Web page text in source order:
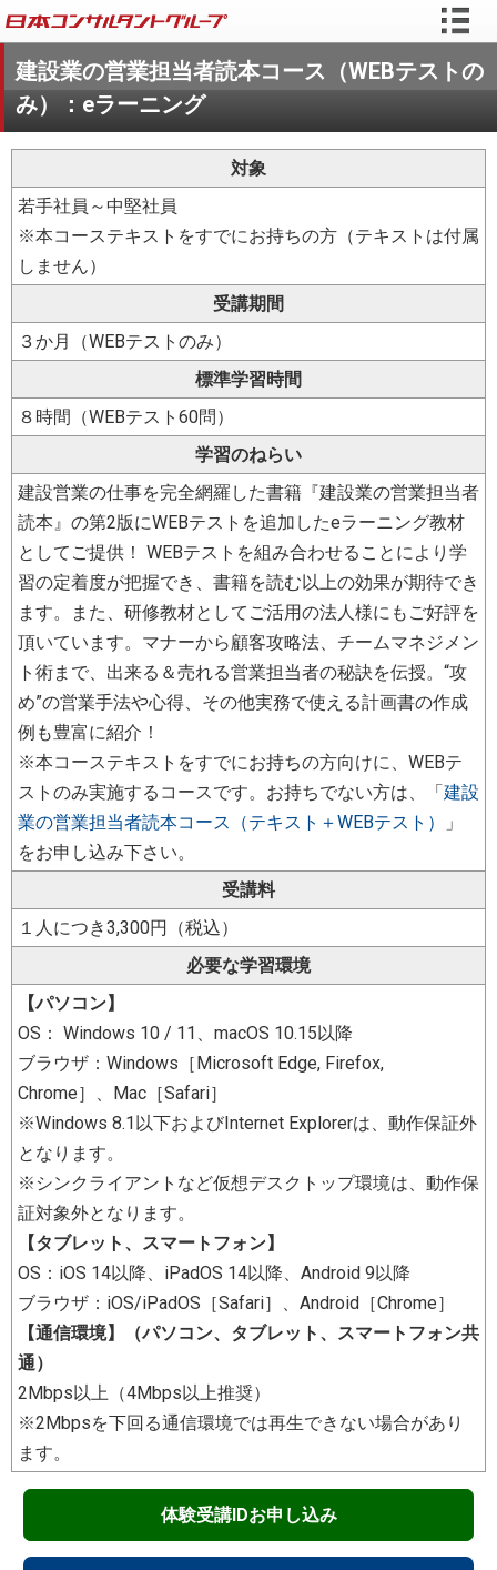
建設業の営業担当者読本コース（WEBテストの
み）：eラーニング
対象
若手社員～中堅社員
※本コーステキストをすでにお持ちの方（テキストは付属
しません）
受講期間
３か月（WEBテストのみ）
標準学習時間
８時間（WEBテスト60問）
学習のねらい
建設営業の仕事を完全網羅した書籍『建設業の営業担当者
読本』の第2版にWEBテストを追加したeラーニング教材
としてご提供！ WEBテストを組み合わせることにより学
習の定着度が把握でき、書籍を読む以上の効果が期待でき
ます。また、研修教材としてご活用の法人様にもご好評を
頂いています。マナーから顧客攻略法、チームマネジメン
ト術まで、出来る＆売れる営業担当者の秘訣を伝授。“攻
め”の営業手法や心得、その他実務で使える計画書の作成
例も豊富に紹介！
※本コーステキストをすでにお持ちの方向けに、WEBテ
ストのみ実施するコースです。お持ちでない方は、「建設
業の営業担当者読本コース（テキスト＋WEBテスト）
」
をお申し込み下さい。
受講料
１人につき3,300円（税込）
必要な学習環境
【パソコン】
OS： Windows 10 / 11、macOS 10.15以降
ブラウザ：Windows［Microsoft Edge, Firefox,
Chrome］、Mac［Safari］
※Windows 8.1以下およびInternet Explorerは、動作保証外
となります。
※シンクライアントなど仮想デスクトップ環境は、動作保
証対象外となります。
【タブレット、スマートフォン】
OS：iOS 14以降、iPadOS 14以降、Android 9以降
ブラウザ：iOS/iPadOS［Safari］、Android［Chrome］
【通信環境】（パソコン、タブレット、スマートフォン共
通）
2Mbps以上（4Mbps以上推奨）
※2Mbpsを下回る通信環境では再生できない場合があり
ます。
体験受講IDお申し込み